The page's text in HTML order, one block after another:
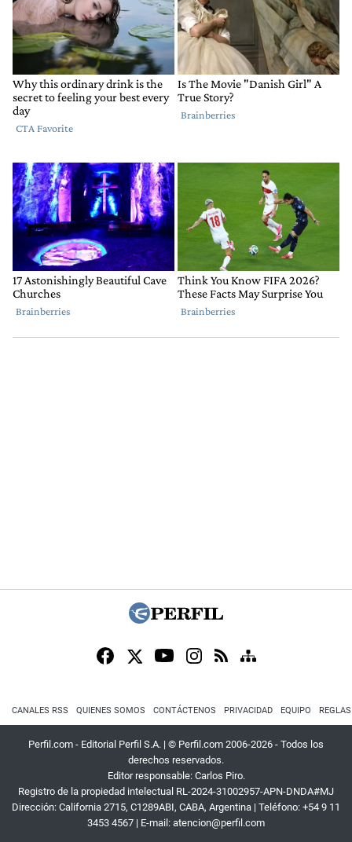
CANALES RSS QUIENES SOMOS CONTÁCTENOS PRIVACIDAD EQUIPO
Perfil.com - Editorial Perfil S.A. | © Perfil.com 2006-2026 - Todos los
derechos reservados.
Editor responsable: Carlos Piro.
Registro de la propiedad intelectual RL-2024-31002957-APN-DNDA#MJ
Dirección: California 2715, C1289ABI, CABA, Argentina | Teléfono: +54 9 11
3453 4567 | E-mail: atencion@perfil.com